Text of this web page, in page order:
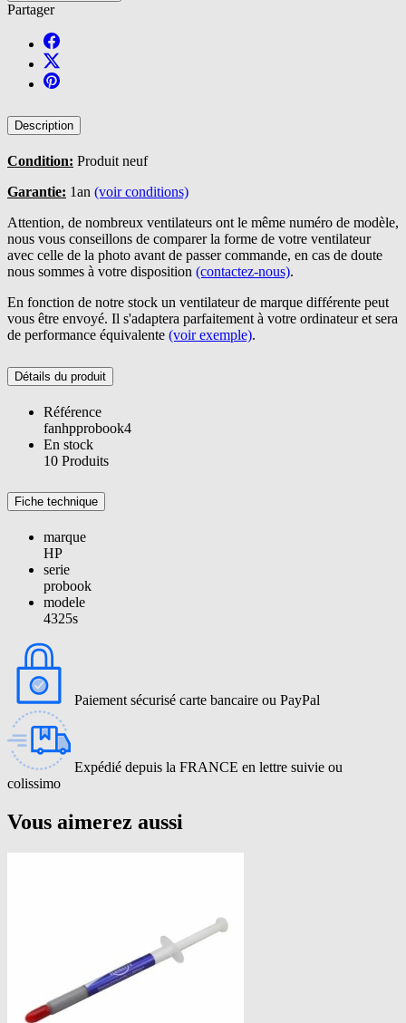
Partager
Description
Condition: Produit neuf
Garantie: 1an (voir conditions)
Attention, de nombreux ventilateurs ont le même numéro de modèle,
nous vous conseillons de comparer la forme de votre ventilateur
avec celle de la photo avant de passer commande, en cas de doute
nous sommes à votre disposition (contactez-nous).
En fonction de notre stock un ventilateur de marque différente peut
vous être envoyé. Il s'adaptera parfaitement à votre ordinateur et sera
de performance équivalente (voir exemple).
Détails du produit
Référence
fanhpprobook4
En stock
10 Produits
Fiche technique
marque
HP
serie
probook
modele
4325s
Paiement sécurisé carte bancaire ou PayPal
Expédié depuis la FRANCE en lettre suivie ou
colissimo
Vous aimerez aussi